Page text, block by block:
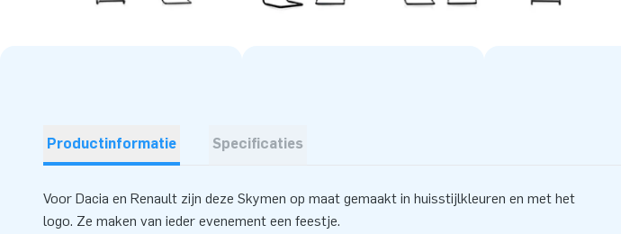
Productinformatie Specificaties
Voor Dacia en Renault zijn deze Skymen op maat gemaakt in huisstijlkleuren en met het
logo. Ze maken van ieder evenement een feestje.